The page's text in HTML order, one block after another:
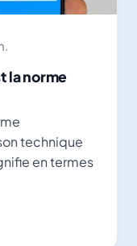
la norme
technique
en termes